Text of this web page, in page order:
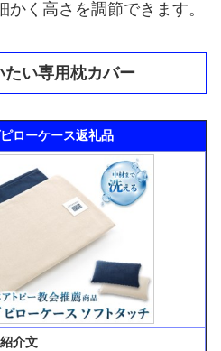
く高さを調節できます。
たい専用枕カバー
ローケース返礼品
紹介文